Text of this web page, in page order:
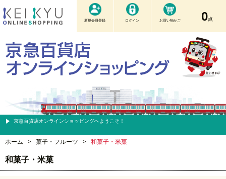
新規会員登録 ログイン お買い物かご 0点
京急百貨店オンラインショッピングへようこそ！
ホーム > 菓子・フルーツ > 和菓子・米菓
和菓子・米菓